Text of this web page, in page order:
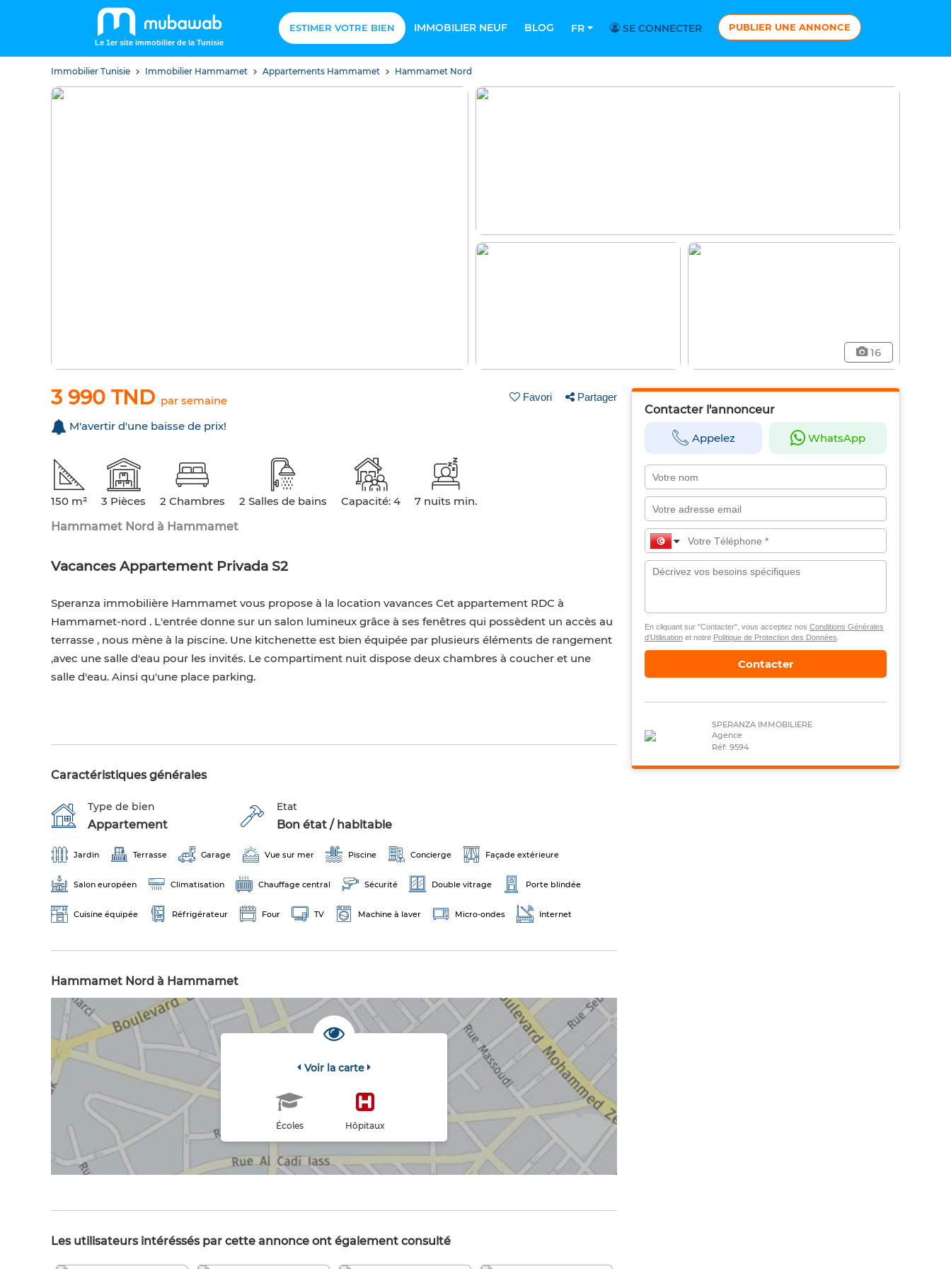
Le 1er site immobilier de la Tunisie
ESTIMER VOTRE BIEN IMMOBILIER NEUF BLOG FR SE CONNECTER PUBLIER UNE ANNONCE
Immobilier Tunisie Immobilier Hammamet Appartements Hammamet Hammamet Nord
16
3 990 TND par semaine Favori Partager
M'avertir d'une baisse de prix!
150 m² 3 Pièces 2 Chambres 2 Salles de bains Capacité: 4
7 nuits min.
Hammamet Nord à Hammamet
Vacances Appartement Privada S2
Speranza immobilière Hammamet vous propose à la location vavances Cet appartement RDC à
Hammamet-nord . L'entrée donne sur un salon lumineux grâce à ses fenêtres qui possèdent un accès au
terrasse , nous mène à la piscine. Une kitchenette est bien équipée par plusieurs éléments de rangement
,avec une salle d'eau pour les invités. Le compartiment nuit dispose deux chambres à coucher et une
salle d'eau. Ainsi qu'une place parking.
Caractéristiques générales
Type de bien
Appartement
Etat
Bon état / habitable
Jardin Terrasse Garage Vue sur mer Piscine Concierge Façade extérieure
Salon européen Climatisation Chauffage central Sécurité Double vitrage Porte blindée
Cuisine équipée Réfrigérateur Four TV Machine à laver Micro-ondes Internet
Hammamet Nord à Hammamet
Voir la carte
Écoles Hôpitaux
Les utilisateurs intéréssés par cette annonce ont également consulté
Contacter l'annonceur
Appelez WhatsApp
En cliquant sur "Contacter", vous acceptez nos Conditions Générales
d’Utilisationet notre Politique de Protection des Données
Contacter
SPERANZA IMMOBILIERE
Agence
Réf: 9594